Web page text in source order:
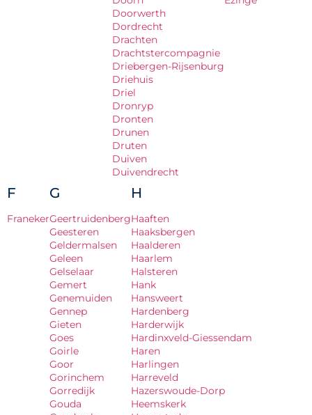
Doorwerth
Dordrecht
Drachten
Drachtstercompagnie
Driebergen-Rijsenburg
Driehuis
Driel
Dronryp
Dronten
Drunen
Druten
Duiven
Duivendrecht
F
Franeker
G
Geertruidenberg
Geesteren
Geldermalsen
Geleen
Gelselaar
Gemert
Genemuiden
Gennep
Gieten
Goes
Goirle
Goor
Gorinchem
Gorredijk
Gouda
H
Haaften
Haaksbergen
Haalderen
Haarlem
Halsteren
Hank
Hansweert
Hardenberg
Harderwijk
Hardinxveld-Giessendam
Haren
Harlingen
Harreveld
Hazerswoude-Dorp
Heemskerk